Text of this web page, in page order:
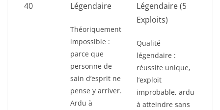
40 Légendaire
Théoriquement
impossible :
parce que
personne de
sain d’esprit ne
pense y arriver.
Ardu à
Légendaire (5
Exploits)
Qualité
légendaire :
réussite unique,
l’exploit
improbable, ardu
à atteindre sans